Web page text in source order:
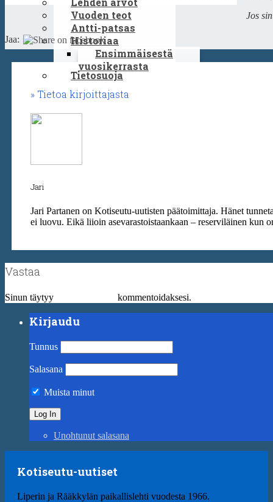
Vuoden teot
Antti-patsas
Historiaa
Ensimmäisestä
vuosikerrasta
Tietosuoja
Jos
Jaa:
Tietoa kirjoittajasta
Jari
Jari Partanen on Kotiseutu-uutisten päätoimittaja. Hänet
ei luovu. Eikä liioin asevarastoistaankaan – reserviläinen kun
Vastaa
Sinun täytyy kommentoidaksesi.
Kirjaudu
Tunnus
Salasana
Muista minut
Unohtunut salasana
Kotiseutu-uutiset
Liperin ja Rääkkylän paikallislehti vuodesta 1966.